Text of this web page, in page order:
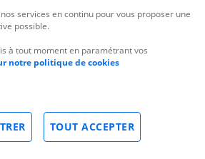
services en continu pour vous proposer une
possible.
à tout moment en paramétrant vos
notre politique de cookies
TOUT ACCEPTER